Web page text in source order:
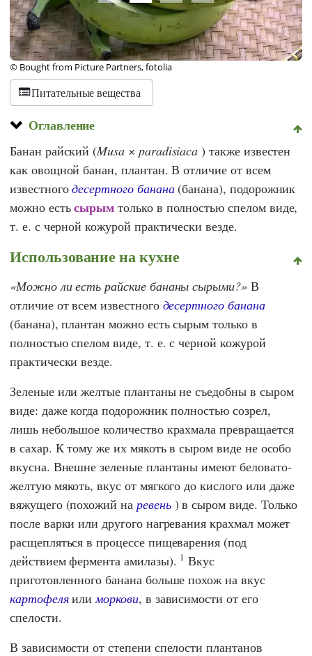
© Bought from Picture Partners, fotolia
Питательные вещества
Оглавление
Банан райский (Musa × paradisiaca ) также известен
как овощной банан, плантан. В отличие от всем
известногодесертного банана(банана), подорожник
можно естьсырым только в полностью спелом виде,
т. е. с черной кожурой практически везде.
Использование на кухне
Можно ли есть райские бананы сырыми? В
отличие от всем известного десертного банана
(банана), плантан можно есть сырым только в
полностью спелом виде, т. е. с черной кожурой
практически везде.
Зеленые или желтые плантаны не съедобны в сыром
виде: даже когда подорожник полностью созрел,
лишь небольшое количество крахмала превращается
в сахар. К тому же их мякоть в сыром виде не особо
вкусна. Внешне зеленые плантаны имеют беловато-
желтую мякоть, вкус от мягкого до кислого или даже
вяжущего (похожий на ревень) в сыром виде. Только
после варки или другого нагревания крахмал может
расщепляться в процессе пищеварения (под
действием фермента амилазы). 1 Вкус
приготовленного банана больше похож на вкус
картофеляили моркови, в зависимости от его
спелости.
В зависимости от степени спелости плантанов